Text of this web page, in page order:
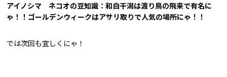
アイノシマ ネコオの豆知識：和白干潟は渡り鳥の飛来で有名に
ゃ！！ ゴールデンウィークはアサリ取りで人気の場所にゃ！！
では次回も宜しくにゃ！